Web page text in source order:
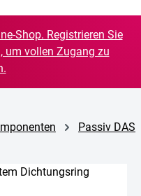
Shop. Registrieren Sie
um vollen Zugang zu
Passiv DAS